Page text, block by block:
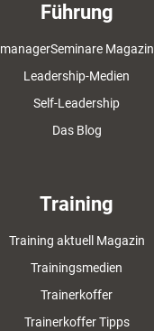
Führung
managerSeminare Magazin
Leadership-Medien
Self-Leadership
Das Blog
Training
Training aktuell Magazin
Trainingsmedien
Trainerkoffer
Trainerkoffer Tipps